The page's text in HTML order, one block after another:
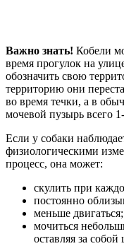
Важно знать! Кобели
время прогулок на
обозначить свою
территорию они
во время течки, а в
мочевой пузырь всего
Если у собаки
физиологическими
процесс, она может:
скулить при
постоянно
меньше двигаться;
мочиться
оставляя за